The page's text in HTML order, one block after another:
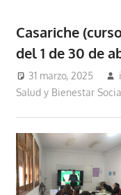
Casariche
del 1 de 30 de
31 marzo, 2025
Salud y Bienestar